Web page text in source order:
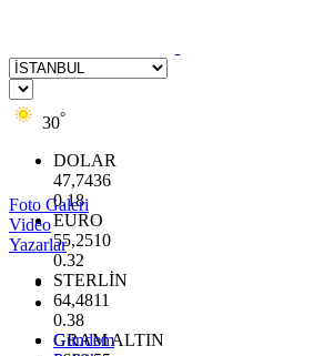
30°
DOLAR
47,7436
0.18
EURO
55,2510
0.32
STERLİN
64,4811
0.38
GRAM ALTIN
Foto Galeri
Video
Yazarlar
Gündem